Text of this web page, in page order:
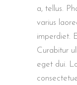
a, tellus.
varius
imperdiet.
Curabitur
eget dui.